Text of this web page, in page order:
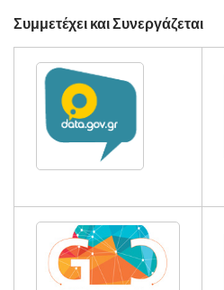
Συμμετέχει και Συνεργάζεται